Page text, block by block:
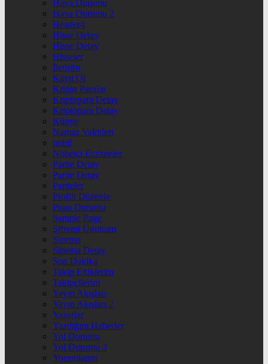
Hava Durumu
Hava Durumu 2
Header4
Hisse Detay
Hisse Detay
Hisseler
İletişim
Kayıt Ol
Kripto Paralar
Kriptopara Detay
Kriptopara Detay
Künye
Namaz Vakitleri
nnbil
Nöbetçi Eczaneler
Parite Detay
Parite Detay
Pariteler
Profili Düzenle
Puan Durumu
Sample Page
Şifremi Unuttum
Sinema
Sinema Detay
Son Dakika
Takip Ettiklerim
Takipçilerim
Yayın Akışları
Yayın Akışları 2
Yazarlar
Yazdığım Haberler
Yol Durumu
Yol Durumu 2
Yorumlarım